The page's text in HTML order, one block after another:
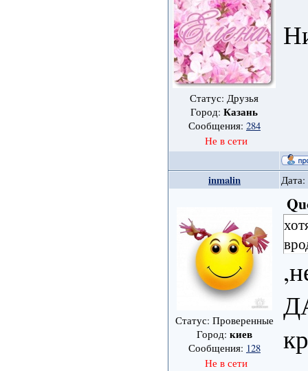
Статус: Друзья
Город:Казань
Сообщения: 284
Не в сети
inmalin
Статус: Проверенные
Город: киев
Сообщения: 128
Не в сети